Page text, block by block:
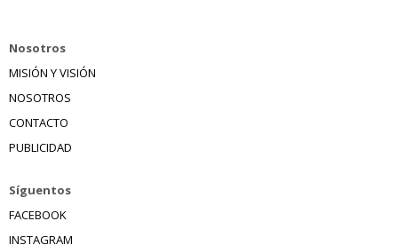
Nosotros
MISIÓN Y VISIÓN
NOSOTROS
CONTACTO
PUBLICIDAD
Síguentos
FACEBOOK
INSTAGRAM